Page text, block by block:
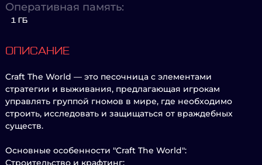
Оперативная память:
1 ГБ
ОПИСАНИЕ
Craft The World — это песочница с элементами
стратегии и выживания, предлагающая игрокам
управлять группой гномов в мире, где необходимо
строить, исследовать и защищаться от враждебных
существ.
Основные особенности "Craft The World":
Строительство и крафтинг: